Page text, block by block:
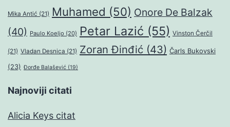
Mika Antić (21) Muhamed (50) Onore De Balzak
(40) Paulo Koeljo (20) Petar Lazić (55) Vinston Čerčil
(21) Vladan Desnica (21) Zoran Đinđić (43) Čarls Bukovski
(23) Đorđe Balašević (19)
Najnoviji citati
Alicia Keys citat